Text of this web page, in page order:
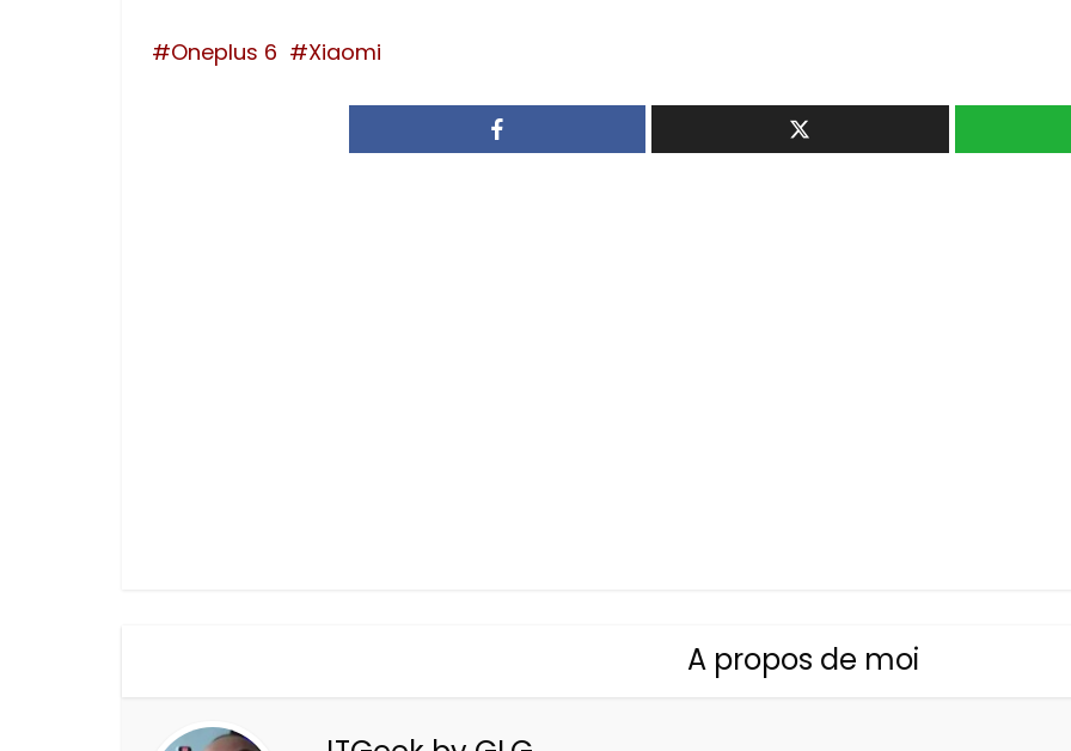
Oneplus 6 Xiaomi
A propos de moi